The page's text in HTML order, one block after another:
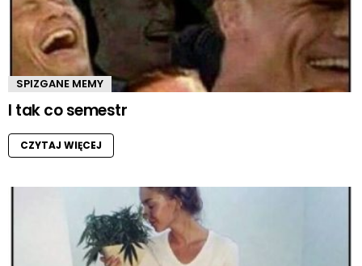
SPIZGANE MEMY
I tak co semestr
CZYTAJ WIĘCEJ